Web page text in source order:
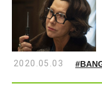
2020.05.03